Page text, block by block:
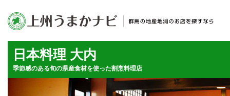
日本料理 大内
季節感のある旬の県産食材を使った割烹料理店